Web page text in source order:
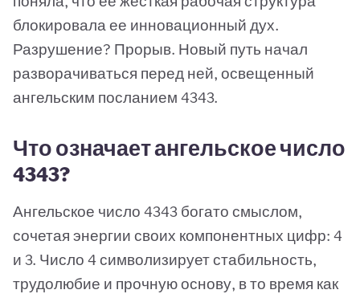
блокировала ее инновационный дух.
Разрушение? Прорыв. Новый путь начал
разворачиваться перед ней, освещенный
ангельским посланием 4343.
Что означает ангельское число
4343?
Ангельское число 4343 богато смыслом,
сочетая энергии своих компонентных цифр: 4
и 3. Число 4 символизирует стабильность,
трудолюбие и прочную основу, в то время как